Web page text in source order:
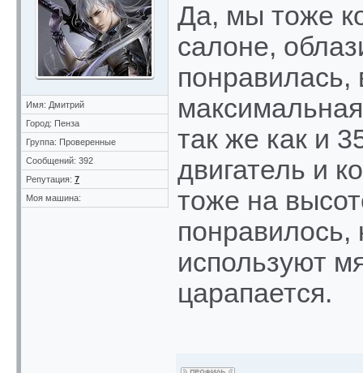
Имя: Дмитрий
Город: Пенза
Группа: Проверенные
Сообщений: 392
Репутация: 7
Моя машина:
Да, мы тоже
салоне,
понравилась,
так же как и
двигатель и
тоже на
понравилось,
используют
царапается.